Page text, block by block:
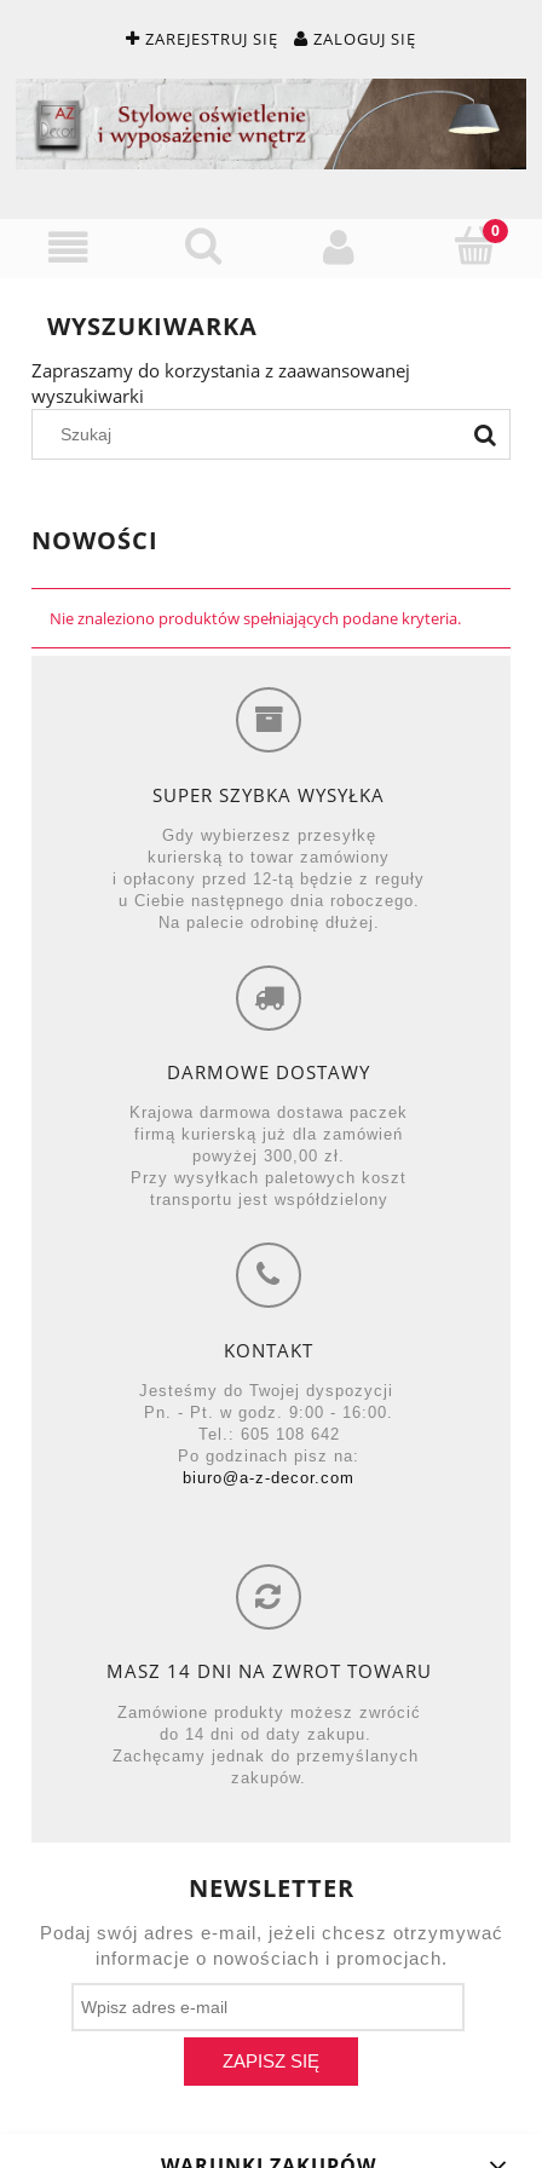
ZAREJESTRUJ SIĘ ZALOGUJ SIĘ
WYSZUKIWARKA
Zapraszamy do korzystania z zaawansowanej
wyszukiwarki
NOWOŚCI
Nie znaleziono produktów spełniających podane kryteria.
SUPER SZYBKA WYSYŁKA
Gdy wybierzesz przesyłkę
kurierską to towar zamówiony
i opłacony przed 12-tą będzie z reguły
u Ciebie następnego dnia roboczego.
Na palecie odrobinę dłużej.
DARMOWE DOSTAWY
Krajowa darmowa dostawa paczek
firmą kurierską już dla zamówień
powyżej 300,00 zł.
Przy wysyłkach paletowych koszt
transportu jest współdzielony
KONTAKT
Jesteśmy do Twojej dyspozycji
Pn. - Pt. w godz. 9:00 - 16:00.
Tel.: 605 108 642
Po godzinach pisz na:
biuro@a-z-decor.com
MASZ 14 DNI NA ZWROT TOWARU
Zamówione produkty możesz zwrócić
do 14 dni od daty zakupu.
Zachęcamy jednak do przemyślanych
zakupów.
NEWSLETTER
Podaj swój adres e-mail, jeżeli chcesz otrzymywać
informacje o nowościach i promocjach.
ZAPISZ SIĘ